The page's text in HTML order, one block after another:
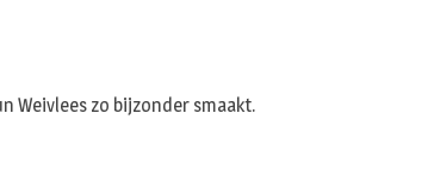
Weivlees zo bijzonder smaakt.